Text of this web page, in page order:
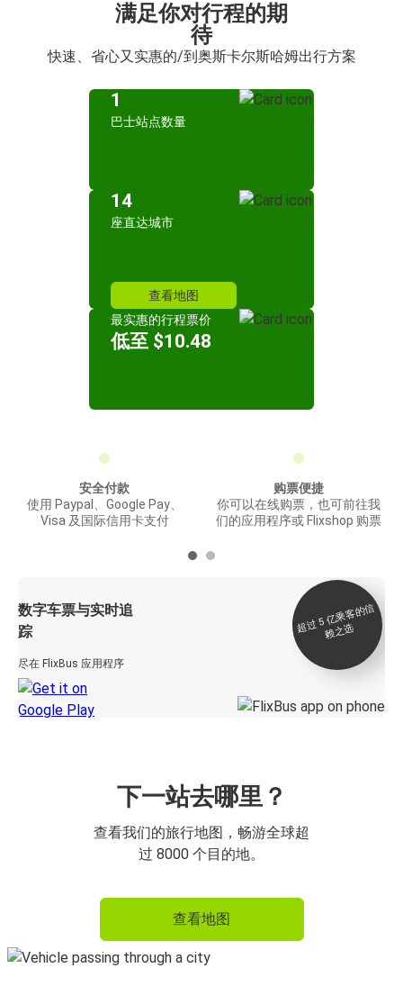
满足你对行程的期
待
快速、省心又实惠的/到奥斯卡尔斯哈姆出行方案
1
巴士站点数量
14
座直达城市
查看地图
最实惠的行程票价
低至 $10.48
安全付款
使用 Paypal、Google Pay、
Visa 及国际信用卡支付
购票便捷
你可以在线购票，也可前往我
们的应用程序或 Flixshop 购票
数字车票与实时追
踪
尽在 FlixBus 应用程序
超
过 5
亿
乘
客
的
信
赖
之
选
下一站去哪里？
查看我们的旅行地图，畅游全球超
过 8000 个目的地。
查看地图